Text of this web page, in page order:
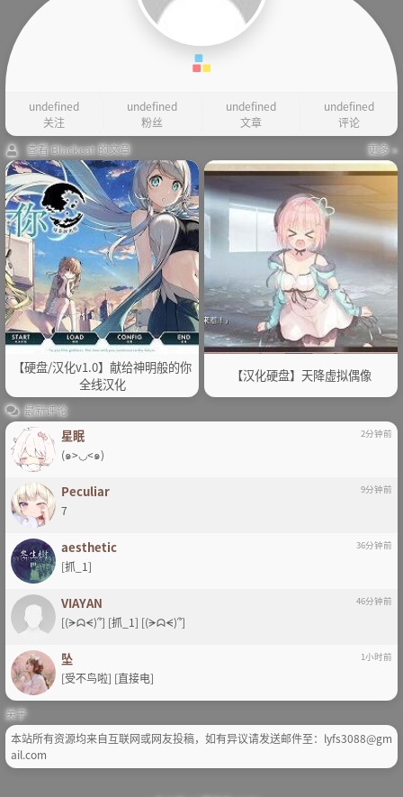
undefined
关注
undefined
粉丝
undefined
文章
undefined
评论
查看 Blackcat 的文章
更多 »
【硬盘/汉化v1.0】献给神明般的你
全线汉化
【汉化硬盘】天降虚拟偶像
最新评论
星眠 2分钟前
(๑>◡<๑)
Peculiar 9分钟前
7
aesthetic 36分钟前
[抓_1]
VIAYAN 46分钟前
[(ᗒᗣᗕ)՞] [抓_1] [(ᗒᗣᗕ)՞]
坠 1小时前
[受不鸟啦] [直接电]
关于
本站所有资源均来自互联网或网友投稿，如有异议请发送邮件至：lyfs3088@gm
ail.com